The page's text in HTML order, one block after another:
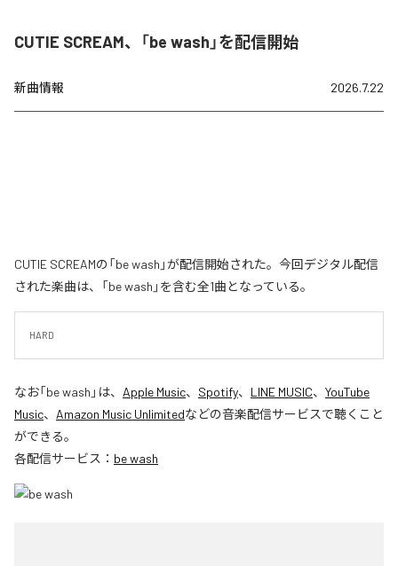
CUTIE SCREAM、「be wash」を配信開始
新曲情報 2026.7.22
CUTIE SCREAMの「be wash」が配信開始された。今回デジタル配信
された楽曲は、「be wash」を含む全1曲となっている。
HARD
なお「be wash 」は、 Apple Music、 Spotify、 LINE MUSIC、 YouTube
Music、 Amazon Music Unlimitedなどの音楽配信サービスで聴くこと
ができる。
各配信サービス： be wash